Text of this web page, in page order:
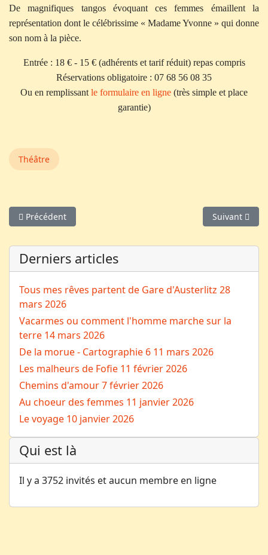
De magnifiques tangos évoquant ces femmes émaillent la
représentation dont le célébrissime « Madame Yvonne » qui donne
son nom à la pièce.
Entrée : 18 € - 15 € (adhérents et tarif réduit) repas compris
Réservations obligatoire : 07 68 56 08 35
Ou en remplissant le formulaire en ligne (très simple et place
garantie)
Théâtre
Article précédent : Veil / Badinter ou de la conviction et du
Précédent Article
Suivant
Derniers articles
Tous mes rêves partent de Gare d'Austerlitz 28
mars 2026
Vacarmes ou comment l'homme marche sur la
terre 14 mars 2026
De la morue - Cartographie 6 11 mars 2026
Les malheurs de Fofie 11 février 2026
Chemins d'amour7 février 2026
Au choeur des femmes 11 janvier 2026
Le voyage 10 janvier 2026
Qui est là
Il y a 3752 invités et aucun membre en ligne